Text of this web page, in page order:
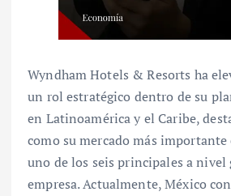
Wyndham Hotels & Resorts ha
un rol estratégico dentro de su
en Latinoamérica y el Caribe,
como su mercado más
uno de los seis principales a nivel
empresa. Actualmente, México